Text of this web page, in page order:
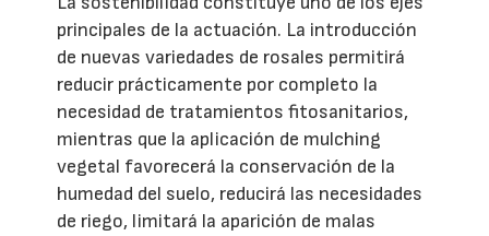
principales de la actuación. La introducción
de nuevas variedades de rosales permitirá
reducir prácticamente por completo la
necesidad de tratamientos fitosanitarios,
mientras que la aplicación de mulching
vegetal favorecerá la conservación de la
humedad del suelo, reducirá las necesidades
de riego, limitará la aparición de malas